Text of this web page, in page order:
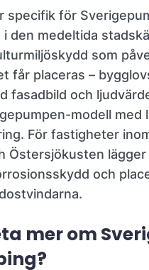
specifik för
den medeltida
som
får placeras –
fasadbild och
modell med
För fastigheter
Östersjökusten
och
mer om